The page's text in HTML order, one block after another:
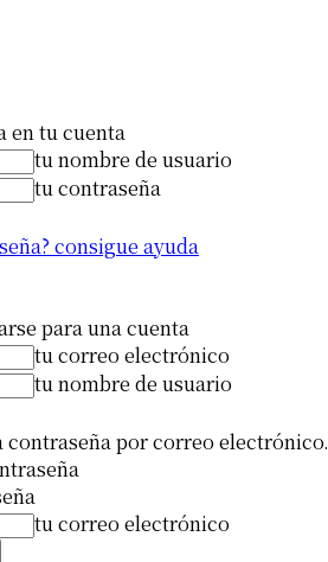
en tu cuenta
tu nombre de usuario
tu contraseña
consigue ayuda
para una cuenta
tu correo electrónico
tu nombre de usuario
contraseña por correo electrónico.
tu correo electrónico